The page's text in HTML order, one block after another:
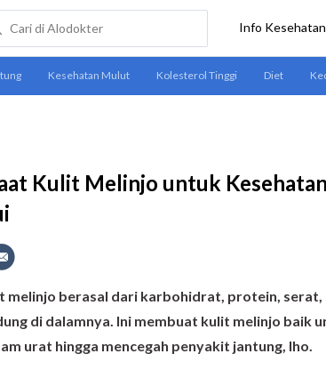
Kulit Melinjo untuk
melinjo berasal dari karbohidrat, protein, serat,
di dalamnya. Ini membuat kulit melinjo baik
urat hingga mencegah penyakit jantung, lho.